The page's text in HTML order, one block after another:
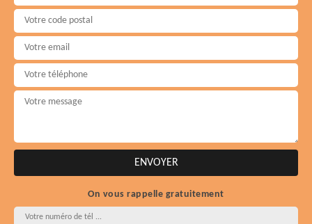
On vous rappelle gratuitement